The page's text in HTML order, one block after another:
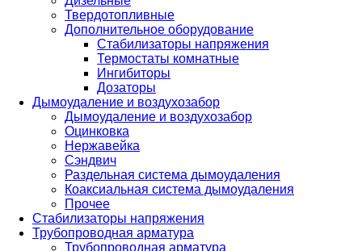
Твердотопливные
Дополнительное оборудование
Стабилизаторы напряжения
Термостаты комнатные
Ингибиторы
Дозаторы
Дымоудаление и воздухозабор
Дымоудаление и воздухозабор
Оцинковка
Нержавейка
Сэндвич
Раздельная система дымоудаления
Коаксиальная система дымоудаления
Прочее
Стабилизаторы напряжения
Трубопроводная арматура
Трубопроводная арматура